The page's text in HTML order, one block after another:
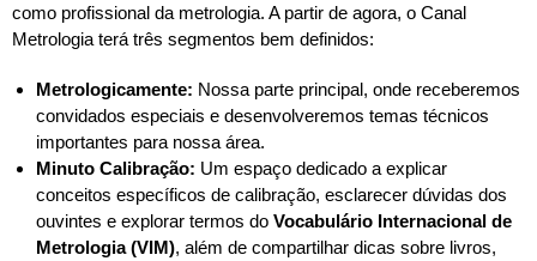
como profissional da metrologia. A partir de agora, o Canal
Metrologia terá três segmentos bem definidos:
Metrologicamente: Nossa parte principal, onde receberemos
convidados especiais e desenvolveremos temas técnicos
importantes para nossa área.
Minuto Calibração: Um espaço dedicado a explicar
conceitos específicos de calibração, esclarecer dúvidas dos
ouvintes e explorar termos do Vocabulário Internacional de
Metrologia (VIM), além de compartilhar dicas sobre livros,